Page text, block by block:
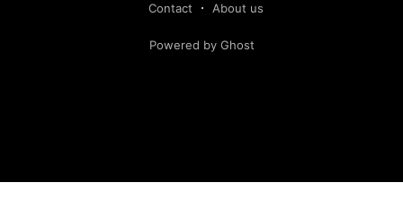
Contact About us
Powered by Ghost